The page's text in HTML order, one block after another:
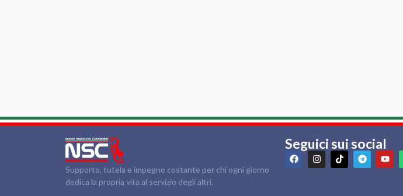
Supporto, tutela e impegno costante per chi ogni giorno
dedica la propria vita al servizio degli altri.
Seguici sui social